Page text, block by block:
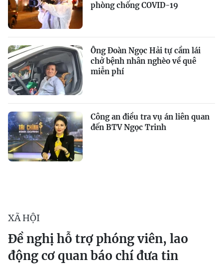
phòng chống COVID-19
Ông Đoàn Ngọc Hải tự cầm lái
chở bệnh nhân nghèo về quê
miễn phí
Công an điều tra vụ án liên quan
đến BTV Ngọc Trinh
XÃ HỘI
Đề nghị hỗ trợ phóng viên, lao
động cơ quan báo chí đưa tin